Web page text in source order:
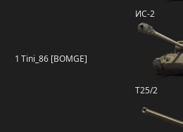
ИС-2
1 Tini_86 [BOMGE]
T25/2